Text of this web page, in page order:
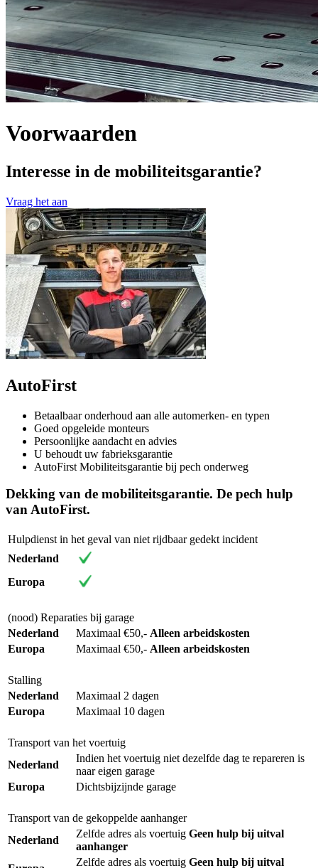
Voorwaarden
Interesse in de mobiliteitsgarantie?
Vraag het aan
AutoFirst
Betaalbaar onderhoud aan alle automerken- en typen
Goed opgeleide monteurs
Persoonlijke aandacht en advies
U behoudt uw fabrieksgarantie
AutoFirst Mobiliteitsgarantie bij pech onderweg
Dekking van de mobiliteitsgarantie. De pech hulp
van AutoFirst.
Hulpdienst in het geval van niet rijdbaar gedekt incident
Nederland
Europa
(nood) Reparaties bij garage
Nederland
Maximaal €50,- Alleen arbeidskosten
Europa
Maximaal €50,- Alleen arbeidskosten
Stalling
Nederland
Maximaal 2 dagen
Europa
Maximaal 10 dagen
Transport van het voertuig
Nederland
Indien het voertuig niet dezelfde dag te repareren is
naar eigen garage
Europa
Dichtsbijzijnde garage
Transport van de gekoppelde aanhanger
Nederland
Zelfde adres als voertuig Geen hulp bij uitval
aanhanger
Zelfde adres als voertuig Geen hulp bij uitval